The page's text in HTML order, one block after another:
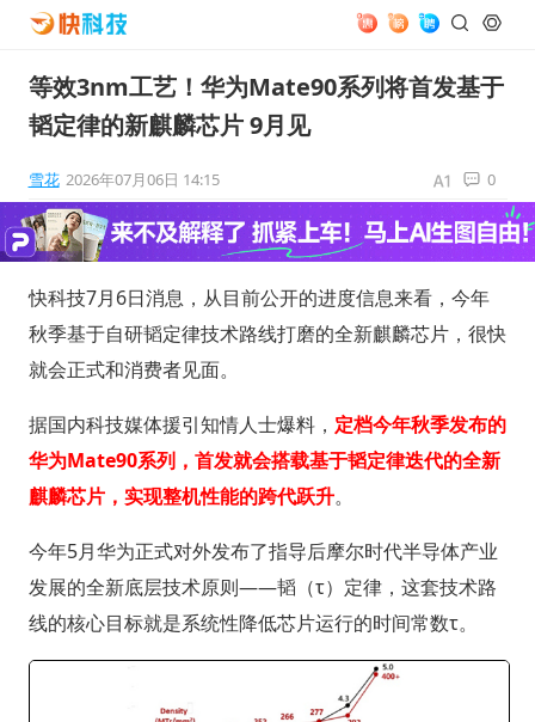
等效3nm工艺！华为Mate90系列将首发基于
韬定律的新麒麟芯片 9月见
雪花 2026年07月06日 14:15 0
快科技7月6日消息，从目前公开的进度信息来看，今年
秋季基于自研韬定律技术路线打磨的全新麒麟芯片，很快
就会正式和消费者见面。
据国内科技媒体援引知情人士爆料， 定档今年秋季发布的
华为Mate90系列，首发就会搭载基于韬定律迭代的全新
麒麟芯片，实现整机性能的跨代跃升。
今年5月华为正式对外发布了指导后摩尔时代半导体产业
发展的全新底层技术原则——韬（τ）定律，这套技术路
线的核心目标就是系统性降低芯片运行的时间常数τ。